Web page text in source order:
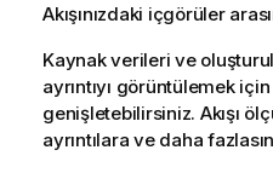
Akışınızdaki içgörüler
Kaynak verileri ve
ayrıntıyı görüntülemek
genişletebilirsiniz. Akışı
ayrıntılara ve daha